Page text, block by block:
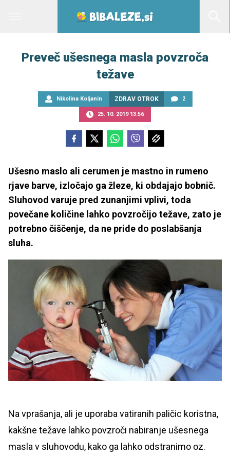
Preveč ušesnega masla povzroča
težave
Nikolina Koljanin ZDRAV OTROK 2
25. 10. 2019 13.56
Ušesno maslo ali cerumen je mastno in rumeno
rjave barve, izločajo ga žleze, ki obdajajo bobnič.
Sluhovod varuje pred zunanjimi vplivi, toda
povečane količine lahko povzročijo težave, zato je
potrebno čiščenje, da ne pride do poslabšanja
sluha.
Na vprašanja, ali je uporaba vatiranih paličic koristna,
kakšne težave lahko povzroči nabiranje ušesnega
masla v sluhovodu, kako ga lahko odstranimo oz.